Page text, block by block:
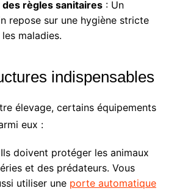
règles sanitaires: Un
repose sur une hygiène stricte
maladies.
indispensables
élevage, certains équipements
eux :
doivent protéger les animaux
et des prédateurs. Vous
utiliser une porte automatique